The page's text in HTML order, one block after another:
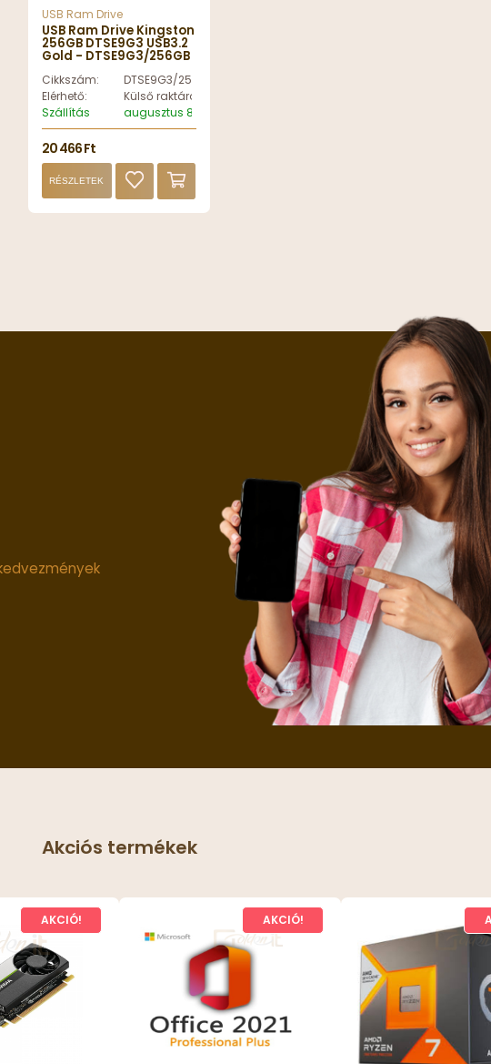
USB Ram Drive
USB Ram Drive Kingston
256GB DTSE9G3 USB3.2
Gold - DTSE9G3/256GB
Cikkszám:
DTSE9G3/256GB
Elérhető:
Külső raktáron
Szállítás
augusztus 8, szombat
20 466 Ft
RÉSZLETEK
Akciós termékek
AKCIÓ! AKCIÓ!